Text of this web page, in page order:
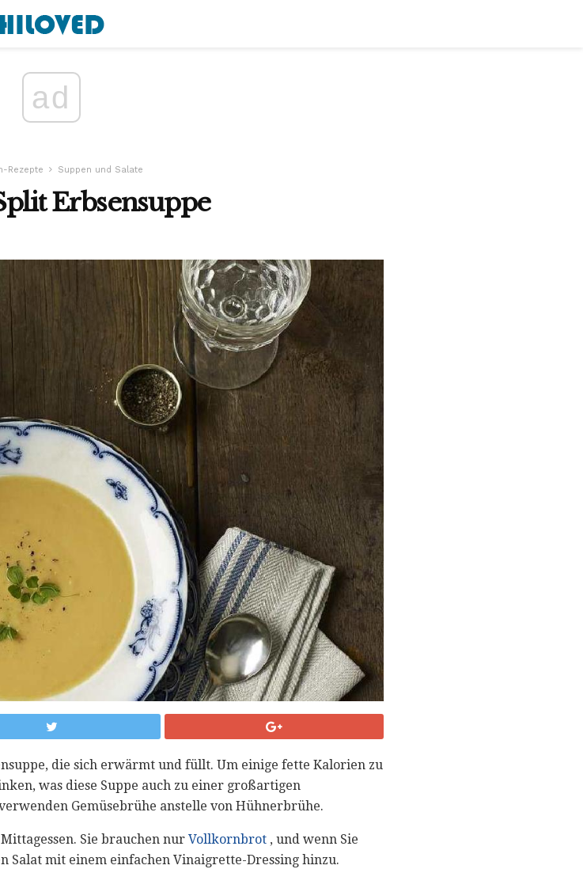
ad
Rezepte Suppen und Salate
Erbsensuppe
die sich erwärmt und füllt. Um einige fette Kalorien zu
was diese Suppe auch zu einer großartigen
Gemüsebrühe anstelle von Hühnerbrühe.
Sie brauchen nur Vollkornbrot , und wenn Sie
Salat mit einem einfachen Vinaigrette-Dressing hinzu.